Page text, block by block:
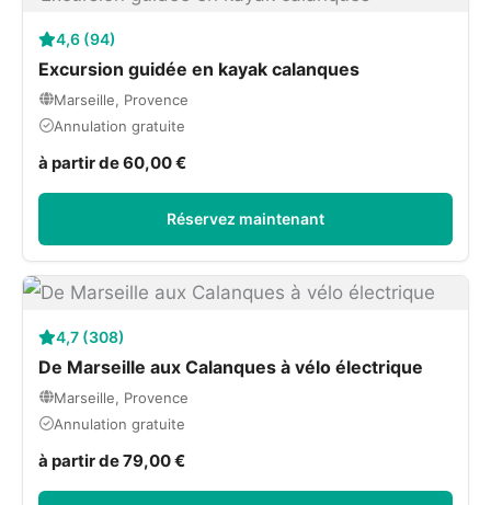
4,6 (94)
Excursion guidée en kayak calanques
Marseille, Provence
Annulation gratuite
à partir de 60,00 €
Réservez maintenant
4,7 (308)
De Marseille aux Calanques à vélo électrique
Marseille, Provence
Annulation gratuite
à partir de 79,00 €